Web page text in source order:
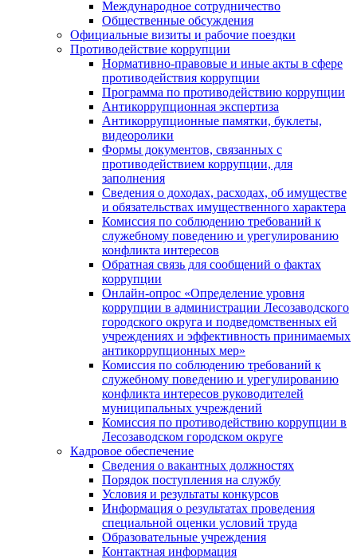
Международное сотрудничество
Общественные обсуждения
Официальные визиты и рабочие поездки
Противодействие коррупции
Нормативно-правовые и иные акты в сфере
противодействия коррупции
Программа по противодействию коррупции
Антикоррупционная экспертиза
Антикоррупционные памятки, буклеты,
видеоролики
Формы документов, связанных с
противодействием коррупции, для
заполнения
Сведения о доходах, расходах, об имуществе
и обязательствах имущественного характера
Комиссия по соблюдению требований к
служебному поведению и урегулированию
конфликта интересов
Обратная связь для сообщений о фактах
коррупции
Онлайн-опрос «Определение уровня
коррупции в администрации Лесозаводского
городского округа и подведомственных ей
учреждениях и эффективность принимаемых
антикоррупционных мер»
Комиссия по соблюдению требований к
служебному поведению и урегулированию
конфликта интересов руководителей
муниципальных учреждений
Комиссия по противодействию коррупции в
Лесозаводском городском округе
Кадровое обеспечение
Сведения о вакантных должностях
Порядок поступления на службу
Условия и результаты конкурсов
Информация о результатах проведения
специальной оценки условий труда
Образовательные учреждения
Контактная информация